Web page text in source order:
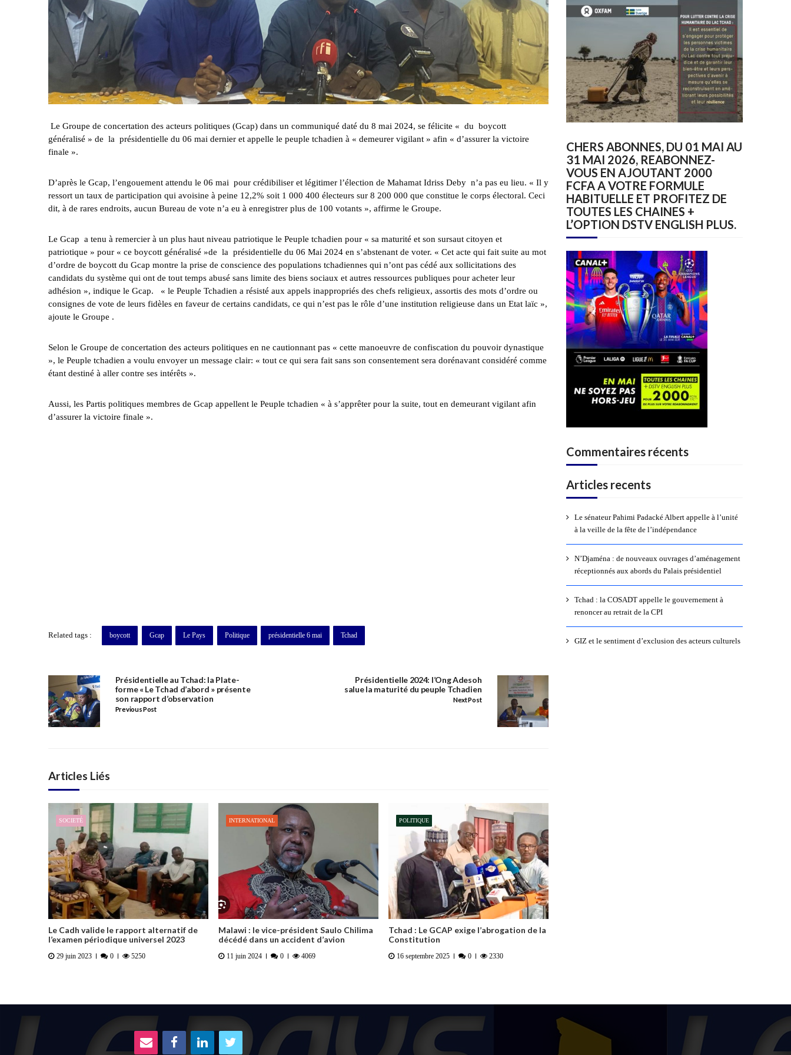
Le Groupe de concertation des acteurs politiques (Gcap) dans un communiqué daté du 8 mai 2024, se félicite « du boycott
généralisé » de la présidentielle du 06 mai dernier et appelle le peuple tchadien à « demeurer vigilant » afin « d’assurer la victoire
finale ».
D’après le Gcap, l’engouement attendu le 06 mai pour crédibiliser et légitimer l’élection de Mahamat Idriss Deby n’a pas eu lieu. « Il y
ressort un taux de participation qui avoisine à peine 12,2% soit 1 000 400 électeurs sur 8 200 000 que constitue le corps électoral. Ceci
dit, à de rares endroits, aucun Bureau de vote n’a eu à enregistrer plus de 100 votants », affirme le Groupe.
Le Gcap a tenu à remercier à un plus haut niveau patriotique le Peuple tchadien pour « sa maturité et son sursaut citoyen et
patriotique » pour « ce boycott généralisé »de la présidentielle du 06 Mai 2024 en s’abstenant de voter. « Cet acte qui fait suite au mot
d’ordre de boycott du Gcap montre la prise de conscience des populations tchadiennes qui n’ont pas cédé aux sollicitations des
candidats du système qui ont de tout temps abusé sans limite des biens sociaux et autres ressources publiques pour acheter leur
adhésion », indique le Gcap. « le Peuple Tchadien a résisté aux appels inappropriés des chefs religieux, assortis des mots d’ordre ou
consignes de vote de leurs fidèles en faveur de certains candidats, ce qui n’est pas le rôle d’une institution religieuse dans un Etat laïc »,
ajoute le Groupe .
Selon le Groupe de concertation des acteurs politiques en ne cautionnant pas « cette manoeuvre de confiscation du pouvoir dynastique
», le Peuple tchadien a voulu envoyer un message clair: « tout ce qui sera fait sans son consentement sera dorénavant considéré comme
étant destiné à aller contre ses intérêts ».
Aussi, les Partis politiques membres de Gcap appellent le Peuple tchadien « à s’apprêter pour la suite, tout en demeurant vigilant afin
d’assurer la victoire finale ».
Related tags : boycott Gcap Le Pays Politique présidentielle 6 mai Tchad
Présidentielle au Tchad: la Plate-
forme « Le Tchad d’abord » présente
son rapport d’observation
Previous Post
Présidentielle 2024: l’Ong Adesoh
salue la maturité du peuple Tchadien
Next Post
Articles Liés
SOCIETÉ
Le Cadh valide le rapport alternatif de
l’examen périodique universel 2023
29 juin 2023 0 5250
INTERNATIONAL
Malawi : le vice-président Saulo Chilima
décédé dans un accident d’avion
11 juin 2024 0 4069
POLITIQUE
Tchad : Le GCAP exige l’abrogation de la
Constitution
16 septembre 2025 0 2330
CHERS ABONNES, DU 01 MAI AU
31 MAI 2026, REABONNEZ-
VOUS EN AJOUTANT 2000
FCFA A VOTRE FORMULE
HABITUELLE ET PROFITEZ DE
TOUTES LES CHAINES +
L’OPTION DSTV ENGLISH PLUS.
Commentaires récents
Articles recents
Le sénateur Pahimi Padacké Albert appelle à l’unité
à la veille de la fête de l’indépendance
N’Djaména : de nouveaux ouvrages d’aménagement
réceptionnés aux abords du Palais présidentiel
Tchad : la COSADT appelle le gouvernement à
renoncer au retrait de la CPI
GIZ et le sentiment d’exclusion des acteurs culturels